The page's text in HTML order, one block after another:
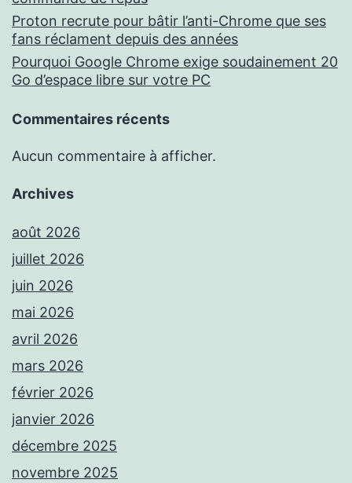
Proton recrute pour bâtir l’anti-Chrome que ses
fans réclament depuis des années
Pourquoi Google Chrome exige soudainement 20
Go d’espace libre sur votre PC
Commentaires récents
Aucun commentaire à afficher.
Archives
août 2026
juillet 2026
juin 2026
mai 2026
avril 2026
mars 2026
février 2026
janvier 2026
décembre 2025
novembre 2025